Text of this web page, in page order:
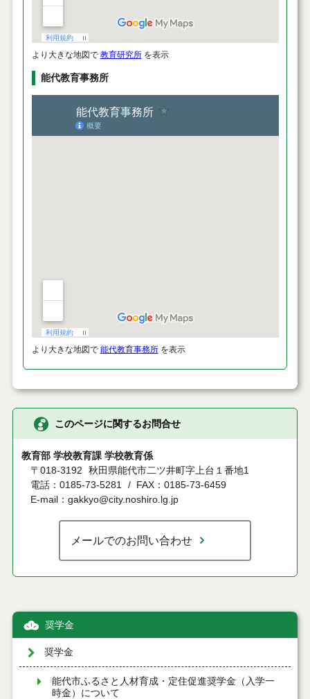
より大きな地図で 教育研究所を表示
能代教育事務所
より大きな地図で 能代教育事務所を表示
このページに関するお問合せ
教育部 学校教育課 学校教育係
〒018-3192
秋田県能代市二ツ井町字上台１番地1
電話：0185-73-5281
FAX：0185-73-6459
E-mail：gakkyo@city.noshiro.lg.jp
メールでのお問い合わせ
奨学金
奨学金
能代市ふるさと人材育成・定住促進奨学金（入学一
時金）について